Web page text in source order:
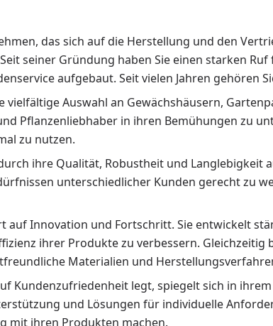
das sich auf die Herstellung und den
seiner Gründung haben Sie einen starken
aufgebaut. Seit vielen Jahren gehören
Auswahl an Gewächshäusern,
Pflanzenliebhaber in ihren Bemühungen zu
zu nutzen.
ihre Qualität, Robustheit und Langlebigkeit
unterschiedlicher Kunden gerecht zu
auf Innovation und Fortschritt. Sie entwickelt
ihrer Produkte zu verbessern. Gleichzeitig
Materialien und
Kundenzufriedenheit legt, spiegelt sich in
und Lösungen für individuelle
mit ihren Produkten machen.